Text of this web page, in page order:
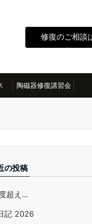
修復のご相談
陶磁器修復講習会
の投稿
超え…
記 2026